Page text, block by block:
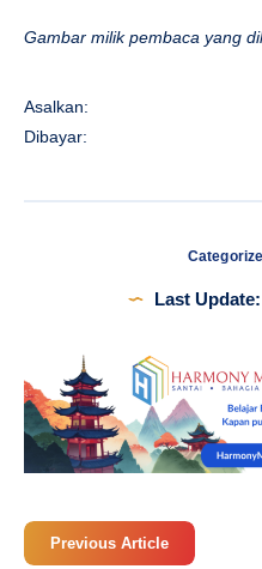
Gambar milik pembaca yang
Asalkan:
Dibayar:
Last Update:
Previous Article